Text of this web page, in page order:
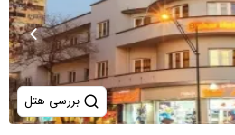
بررسی هتل